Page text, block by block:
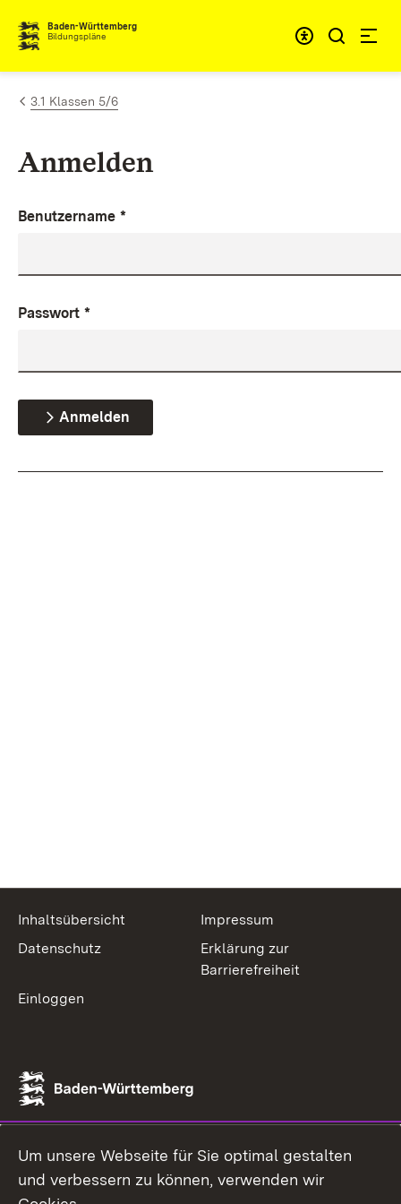
Zum Inhalt springen
Baden-Württemberg
Bildungspläne
3.1 Klassen 5/6
Anmelden
Benutzername *
Passwort *
Anmelden
Inhaltsübersicht
Impressum
Datenschutz
Erklärung zur
Barrierefreiheit
Einloggen
Um unsere Webseite für Sie optimal gestalten
und verbessern zu können, verwenden wir